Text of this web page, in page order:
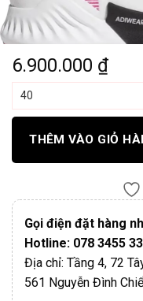
6.900.000 ₫
THÊM VÀO GIỎ
Gọi điện đặt hàng
Hotline: 078 3455
Địa chỉ: Tầng 4, 72
561 Nguyễn Đình